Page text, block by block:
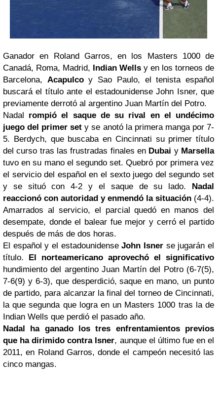
Ganador en Roland Garros, en los Masters 1000 de
Canadá, Roma, Madrid, Indian Wells y en los torneos de
Barcelona, Acapulcoy Sao Paulo, el tenista español
buscará el título ante el estadounidense John Isner, que
previamente derrotó al argentino Juan Martín del Potro.
Nadal rompió el saque de su rival en el undécimo
juego del primer sety se anotó la primera manga por 7-
5. Berdych, que buscaba en Cincinnati su primer título
del curso tras las frustradas finales en Dubai y Marsella
tuvo en su mano el segundo set. Quebró por primera vez
el servicio del español en el sexto juego del segundo set
y se situó con 4-2 y el saque de su lado. Nadal
reaccionó con autoridad y enmendó la situación (4-4).
Amarrados al servicio, el parcial quedó en manos del
desempate, donde el balear fue mejor y cerró el partido
después de más de dos horas.
El español y el estadounidenseJohn Isner se jugarán el
título. El norteamericano aprovechó el significativo
hundimiento del argentino Juan Martín del Potro (6-7(5),
7-6(9) y 6-3), que desperdició, saque en mano, un punto
de partido, para alcanzar la final del torneo de Cincinnati,
la que segunda que logra en un Masters 1000 tras la de
Indian Wells que perdió el pasado año.
Nadal ha ganado los tres enfrentamientos previos
que ha dirimido contra Isner, aunque el último fue en el
2011, en Roland Garros, donde el campeón necesitó las
cinco mangas.